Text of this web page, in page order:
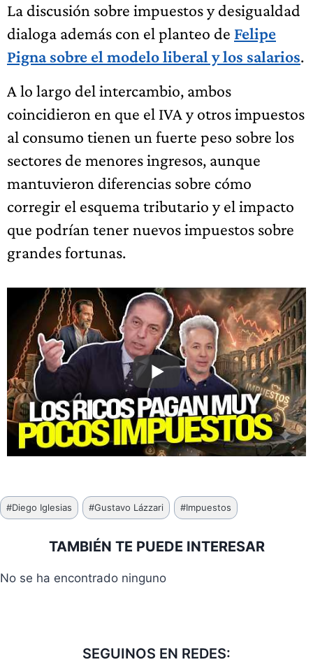
La discusión sobre impuestos y desigualdad
dialoga además con el planteo de Felipe
Pigna sobre el modelo liberal y los salarios.
A lo largo del intercambio, ambos
coincidieron en que el IVA y otros impuestos
al consumo tienen un fuerte peso sobre los
sectores de menores ingresos, aunque
mantuvieron diferencias sobre cómo
corregir el esquema tributario y el impacto
que podrían tener nuevos impuestos sobre
grandes fortunas.
Etiquetas
de
#Diego Iglesias #Gustavo Lázzari #Impuestos
TAMBIÉN TE PUEDE INTERESAR
No se ha encontrado ninguno
SEGUINOS EN REDES: